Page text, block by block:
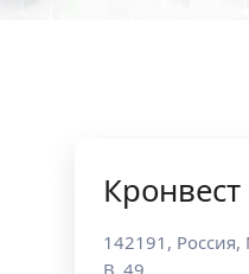
142191 , Россия,
В, 49